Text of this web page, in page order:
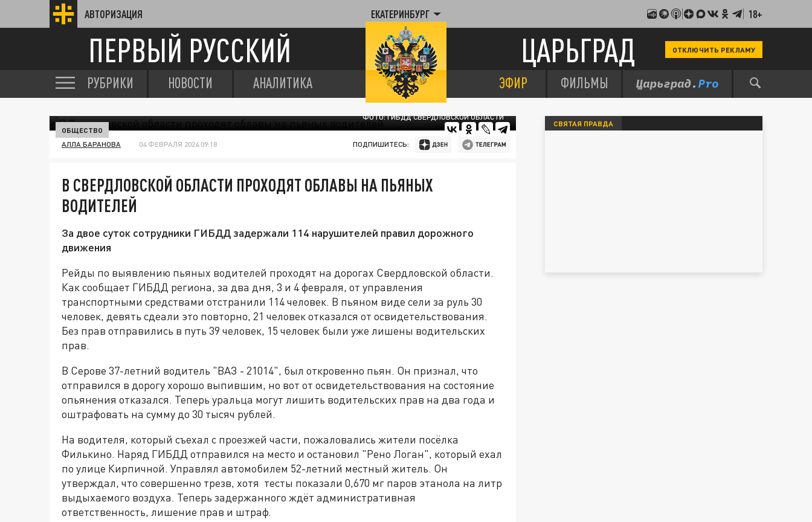
АВТОРИЗАЦИЯ ЕКАТЕРИНБУРГ 18+
ПЕРВЫЙ РУССКИЙ ЦАРЬГРАД ОТКЛЮЧИТЬ РЕКЛАМУ
РУБРИКИ НОВОСТИ АНАЛИТИКА ЭФИР ФИЛЬМЫ
ФОТО: ГИБДД СВЕРДЛОВСКОЙ ОБЛАСТИ
ОБЩЕСТВО
АЛЛА БАРАНОВА 04 ФЕВРАЛЯ 2024 09:18 ПОДПИШИТЕСЬ:
В СВЕРДЛОВСКОЙ ОБЛАСТИ ПРОХОДЯТ ОБЛАВЫ НА ПЬЯНЫХ
ВОДИТЕЛЕЙ
За двое суток сотрудники ГИБДД задержали 114 нарушителей правил дорожного
движения
Рейды по выявлению пьяных водителей проходят на дорогах Свердловской области.
Как сообщает ГИБДД региона, за два дня, 3 и 4 февраля, от управления
транспортными средствами отстранили 114 человек. В пьяном виде сели за руль 30
человек, девять сдеали это повторно, 21 человек отказался от освидетельствования.
Без прав отправились в путь 39 человек, 15 человек были уже лишены водительских
прав.
В Серове 37-летний водитель "ВАЗ - 21014", был откровенно пьян. Он признал, что
отправился в дорогу хорошо выпившим, но вот от освидетельствования на состояние
опьянения отказался. Теперь уральца могут лишить водительских прав на два года и
оштрафовать на сумму до 30 тысяч рублей.
На водителя, который съехал с проезжей части, пожаловались жители посёлка
Филькино. Наряд ГИБДД отправился на место и остановил "Рено Логан", который ехал
по улице Кирпичной. Управлял автомобилем 52-летний местный житель. Он
утверждал, что совершенно трезв, хотя тесты показали 0,670 мг паров этанола на литр
выдыхаемого воздуха. Теперь задержанного ждёт административная
ответственность, лишение прав и штраф.
СВЯТАЯ ПРАВДА